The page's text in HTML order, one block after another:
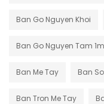
Ban Go Nguyen Khoi
Ban Go Nguyen Tam
Ban Me Tay Ban
Ban Tron Me Tay